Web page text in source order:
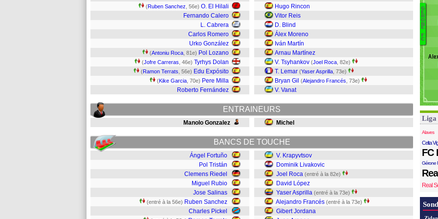
(Ruben Sanchez , 56e) O. El Hilali
Fernando Calero
L. Cabrera
Carlos Romero
Urko González
(Antoniu Roca , 81e) Pol Lozano
(Jofre Carreras , 46e) Tyrhys Dolan
(Ramon Terrats , 56e) Edu Expósito
(Kike Garcia , 70e) Pere Milla
Roberto Fernández
Hugo Rincon
Vitor Reis
D. Blind
Álex Moreno
Iván Martín
Arnau Martínez
V. Tsyhankov (Joel Roca , 82e)
T. Lemar (Yaser Asprilla , 73e)
Bryan Gil (Alejandro Francés , 73e)
V. Vanat
ENTRAINEURS
Manolo Gonzalez Michel
BANCS DE TOUCHE
Ángel Fortuño
Pol Tristán
Clemens Riedel
Miguel Rubio
Jose Salinas
(entré à la 56e) Ruben Sanchez
Charles Pickel
V. Krapyvtsov
Dominik Livakovic
Joel Roca (entré à la 82e)
David López
Yaser Asprilla (entré à la 73e)
Alejandro Francés (entré à la 73e)
Gibert Jordana
G
É
R
O
N
E
F
C
Liga
Alaves
Celta
FC
Gérone
Real